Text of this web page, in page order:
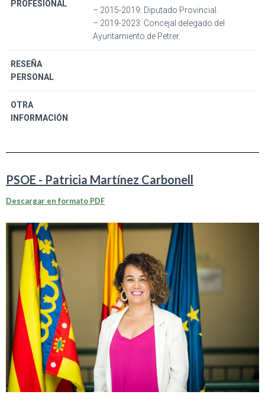
PROFESIONAL
– 2015-2019: Diputado Provincial.
– 2019-2023: Concejal delegado del
Ayuntamiento de Petrer.
RESEÑA
PERSONAL
OTRA
INFORMACIÓN
PSOE - Patricia Martínez Carbonell
Descargar en formato PDF